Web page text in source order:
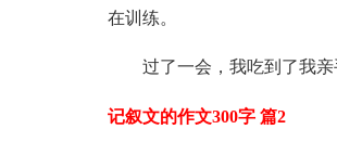
在训练。
过了一会，我吃到了我亲
记叙文的作文300字 篇2